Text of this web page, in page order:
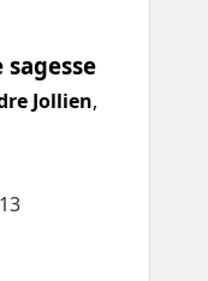
Jollien,